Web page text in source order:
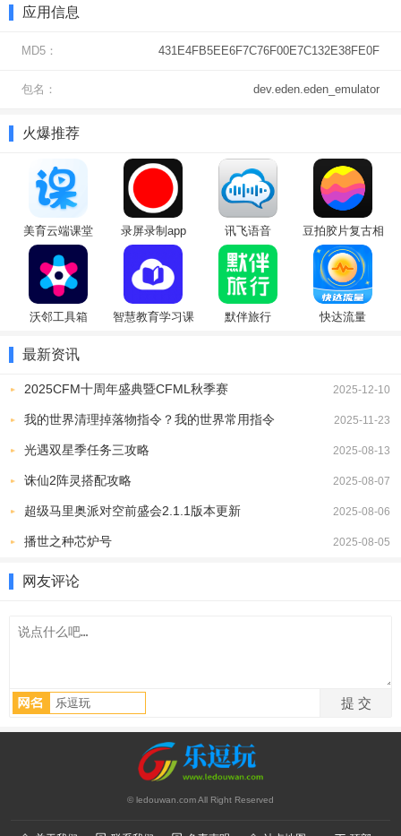
2、高清
，switch模拟器支持720p至4K动态分辨率渲染，画面清
3、预装密钥，安装包已集成必要密钥与固件，开箱即可使用。
4、格式广泛，支持NSP、XCI、NRO、NSO等Switch游戏文件。
游戏优势
1、手柄适配，兼容Joy-Con、Pro手柄、PS4/5及蓝牙手柄。
4、性能优化，采用LRU缓存与内存同步技术，提升运行效率。
游戏说明
1、打开switch模拟器后，在首页找到并点击【下载组件】，先完成
2、组件安装完成后，进入【发现更多游戏】。
4、在游戏详情页向下滑动，找到对应的ROM资源区域。
5、复制提供的下载链接，在浏览器中完成ROM文件下载。
6、ROM下载完成后，返回点击【扫描】，即可自动识别并加载游
应用信息
MD5： 431E4FB5EE6F7C76F00E7C132E38FE0F
包名： dev.eden.eden_emulator
火爆推荐
美育云端课堂
（Cloud
Classroom）
录屏录制app 讯飞语音
豆拍胶片复古相
机
沃邻工具箱
智慧教育学习课
默伴旅行 快达流量
最新资讯
2025CFM十周年盛典暨CFML秋季赛 2025-12-10
我的世界清理掉落物指令？我的世界常用指令 2025-11-23
光遇双星季任务三攻略 2025-08-13
诛仙2阵灵搭配攻略 2025-08-07
超级马里奥派对空前盛会2.1.1版本更新 2025-08-06
播世之种芯炉号 2025-08-05
网友评论
© ledouwan.com All Right Reserved